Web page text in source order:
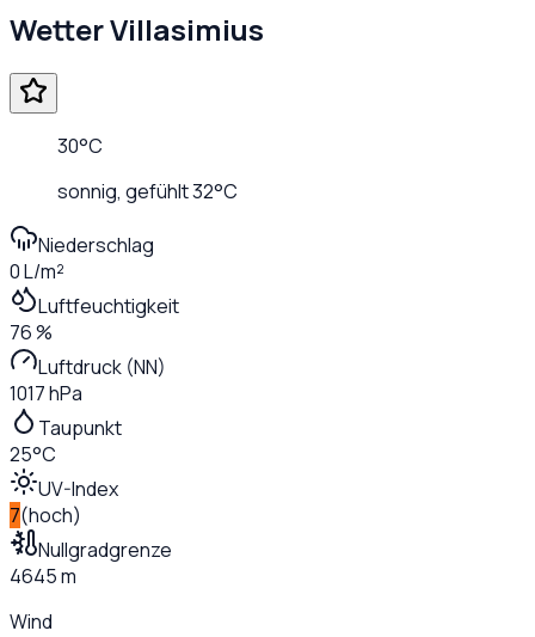
WetterVillasimius
30°C
sonnig, gefühlt32°C
Niederschlag
0 L/m²
Luftfeuchtigkeit
76 %
Luftdruck (NN)
1017 hPa
Taupunkt
25°C
UV-Index
7(hoch)
Nullgradgrenze
4645 m
Wind